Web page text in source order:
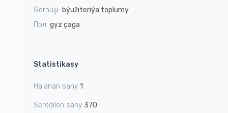
Görnüşi: býužiteriýa toplumy
Пол: gyz çaga
Statistikasy
Halanan sany 1
Seredilen sany 370